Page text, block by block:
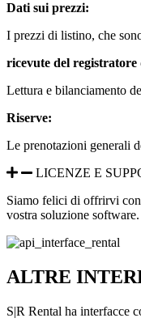
Dati sui prezzi:
I prezzi di listino, che
ricevute del registratore
Lettura e bilanciamento
Riserve:
Le prenotazioni generali
LICENZE E
Siamo felici di offrirvi
vostra soluzione software.
ALTRE
S|R Rental ha interfacce